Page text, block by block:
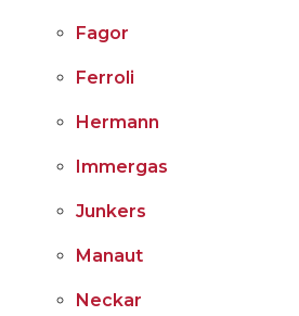
Fagor
Ferroli
Hermann
Immergas
Junkers
Manaut
Neckar